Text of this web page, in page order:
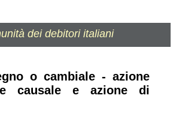
dei debitori italiani
o cambiale - azione
causale e azione di